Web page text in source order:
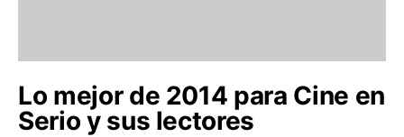
Lo mejor de 2014 para Cine en
Serio y sus lectores